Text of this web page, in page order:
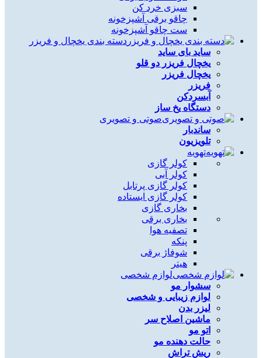
سبزی خرد کن
چاقو برقی آشپزخونه
ست چاقو آشپزخونه
دسته بندی یخچال و فریزر
ساید بای ساید
یخچال فریزر دو قلو
یخچال فریزر
فریزر
آبسردکن
دستگاه یخ ساز
صوتی و تصویری
ساندبار
تلویزیون
تهویه
کولر گازی
کولر آبی
کولر گازی پرتابل
کولر گازی ایستاده
بخاری گازی
بخاری برقی
تصفیه هوا
پنکه
شوفاژ برقی
هیتر
لوازم شخصی
سشوار مو
لوازم زیبایی و شخصی
لیزر بدن
ماشین اصلاح سر
اتو مو
حالت دهنده مو
ریش تراش